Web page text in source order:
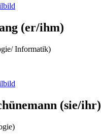
(er/ihm)
Informatik)
(sie/ihr)